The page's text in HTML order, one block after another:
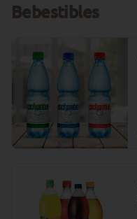
Bebestibles